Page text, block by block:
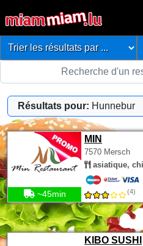
Résultats pour: Hunnebur
MIN
7570 Mersch
asiatique,
~45min (4)
KIBO SUSHI